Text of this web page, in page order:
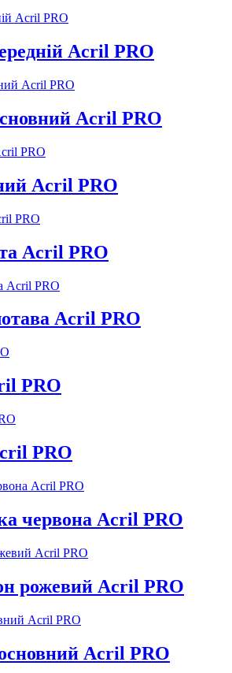
Acril PRO
Acril PRO
Acril PRO
Acril PRO
Acril PRO
PRO
PRO
червона Acril PRO
рожевий Acril PRO
Acril PRO